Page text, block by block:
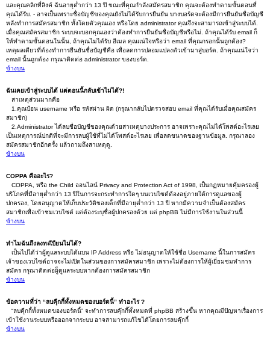
และคุณคลิกที่ลิงค์ ฉันอายุต่ำกว่า 13 ปี ขณะที่คุณกำลังสมัครสมาชิก คุณจะต้องทำตามขั้นตอนที่
คุณได้รับ. - อาจเป็นเพราะชื่อบัญชีของคุณยังไม่ได้รับการยืนยัน บางบอร์ดจะต้องมีการยืนยันชื่อบัญชี
หลังทำการสมัครสมาชิก ทั้งโดยตัวคุณเอง หรือโดย administrator คุณจึงจะสามารถเข้าสู่ระบบได้.
เมื่อคุณสมัครสมาชิก ระบบจะบอกคุณเองว่าต้องทำการยืนยันชื่อบัญชีหรือไม่. ถ้าคุณได้รับ email ก็
ให้ทำตามขั้นตอนในนั้น, ถ้าคุณไม่ได้รับ อีเมล คุณแน่ใจหรือว่า email ที่คุณกรอกนั้นถูกต้อง?
เหตุผลเดียวที่ต้องทำการยืนยันชื่อบัญชีคือ เพื่อลดการปลอมแปลงตัวเข้ามาสู่บอร์ด. ถ้าคุณแน่ใจว่า
email นั้นถูกต้อง กรุณาติดต่อ administrator ของบอร์ด.
ข้างบน
ฉันเคยเข้าสู่ระบบได้ แต่ตอนนี้กลับเข้าไม่ได้?!
สาเหตุส่วนมากคือ
1.คุณป้อน username หรือ รหัสผ่าน ผิด (กรุณากลับไปตรวจสอบ email ที่คุณได้รับเมื่อคุณสมัคร
สมาชิก)
2.Administrator ได้ลบชื่อบัญชีของคุณด้วยสาเหตุบางประการ อาจเพราะคุณไม่ได้โพสต์อะไรเลย
เป็นเหตุการณ์ปกติที่จะมีการลบผู้ใช้ที่ไม่ได้โพสต์อะไรเลย เพื่อลดขนาดของฐานข้อมูล. กรุณาลอง
สมัครสมาชิกอีกครั้ง แล้วถามถึงสาเหตุดู.
ข้างบน
COPPA คืออะไร?
COPPA, หรือ the Child ออนไลน์ Privacy and Protection Act of 1998, เป็นกฏหมายคุ้มครองผู้
บริโภคที่มีอายุต่ำกว่า 13 ปีในการจะกระทำการใดๆ บนเวบไซต์ต้องอยู่ภายใต้การดูแลของผู้
ปกครอง, โดยอนุญาตให้เก็บประวัติของเด็กที่มีอายุต่ำกว่า 13 ปี หากมีความจำเป็นต้องสมัคร
สมาชิกเพื่อเข้าชมเวบไซต์ แต่ต้องระบุชื่อผู้ปกครองด้วย แต่ phpBB ไม่มีการใช้งานในส่วนนี้
ข้างบน
ทำไมฉันถึงลงทะเีบียนไม่ได้?
เป็นไปได้ว่าผู้ดูแลระบบได้แบน IP Address หรือ ไม่อนุญาตให้ใช้ชื่อ Username นี้ในการสมัคร
เจ้าของเวบไซต์อาจจะไม่เปิดในส่วนของการสมัครสมาชิก เพราะไม่ต้องการให้ผู้เยี่ยมชมทำการ
สมัคร กรุณาติดต่อผู็ดูแลระบบหากต้องการสมัครสมาชิก
ข้างบน
ข้อความที่ว่า “ลบคุีกกี้ทั้งหมดของบอร์ดนี้” ทำอะไร ?
“ลบคุีกกี้ทั้งหมดของบอร์ดนี้” จะทำการลบคุ๊กกี๊ทั้งหมดที่ phpBB สร้างขึ้น หากคุณมีปัญหาเรื่องการ
เข้าใช้งานระบบหรือออกจากระบบ อาจสามารถแก้ไขได้โดยการลบคุ๊กกี้
ข้างบน